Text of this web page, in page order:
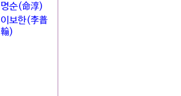
명순(命淳)
이보한(李普
翰)